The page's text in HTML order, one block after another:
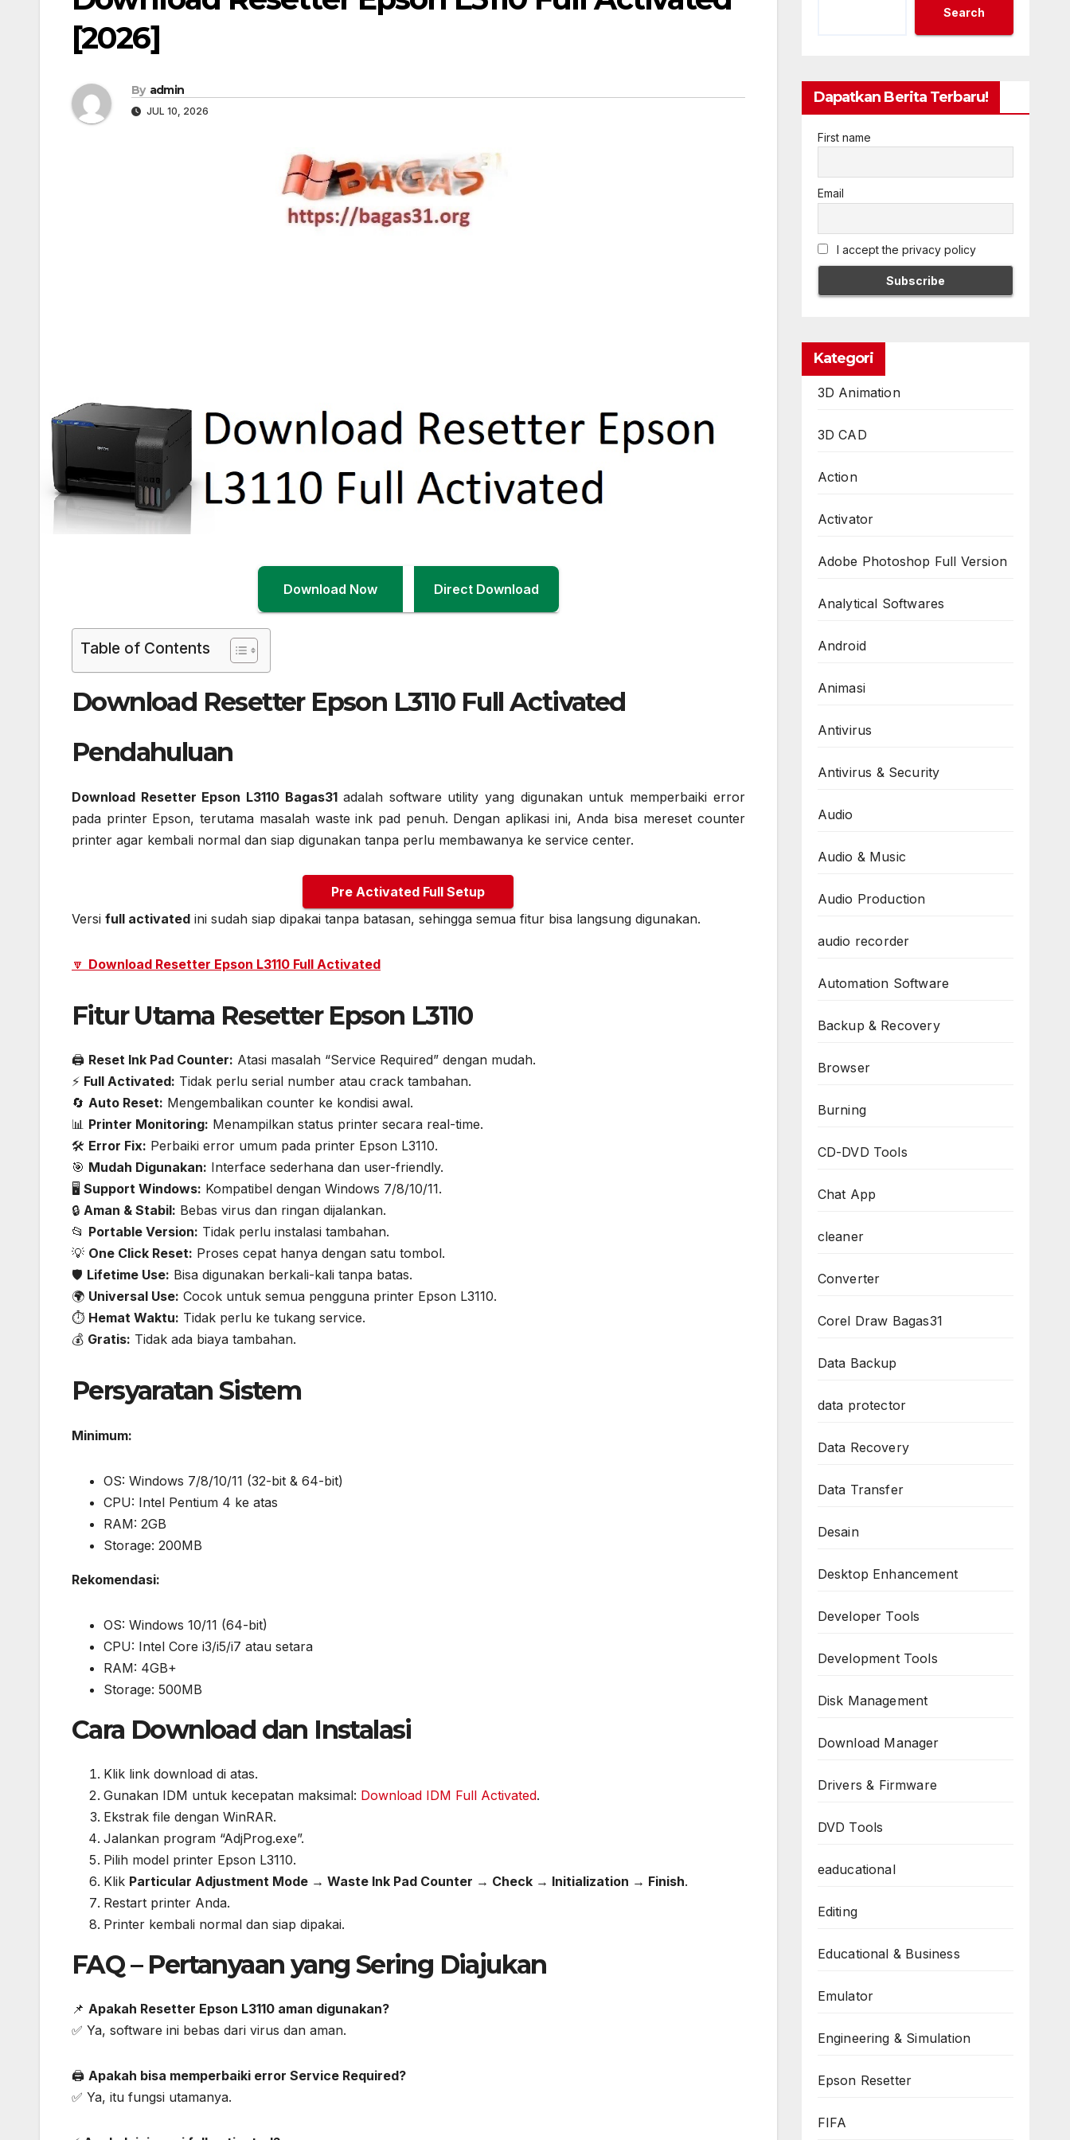
[2026]
By admin
JUL 10, 2026
Download Now Direct Download
Table of Contents
Download Resetter Epson L3110 Full Activated
Pendahuluan
Download Resetter Epson L3110 Bagas31adalah software utility yang digunakan untuk memperbaiki error
pada printer Epson, terutama masalah waste ink pad penuh. Dengan aplikasi ini, Anda bisa mereset counter
printer agar kembali normal dan siap digunakan tanpa perlu membawanya ke service center.
Pre Activated Full Setup
Versi full activated ini sudah siap dipakai tanpa batasan, sehingga semua fitur bisa langsung digunakan.
🔽 Download Resetter Epson L3110 Full Activated
Fitur Utama Resetter Epson L3110
🖨️ Reset Ink Pad Counter: Atasi masalah “Service Required” dengan mudah.
⚡ Full Activated: Tidak perlu serial number atau crack tambahan.
🔄 Auto Reset: Mengembalikan counter ke kondisi awal.
📊 Printer Monitoring: Menampilkan status printer secara real-time.
🛠️ Error Fix: Perbaiki error umum pada printer Epson L3110.
🎯 Mudah Digunakan: Interface sederhana dan user-friendly.
🖥️ Support Windows: Kompatibel dengan Windows 7/8/10/11.
🔒 Aman & Stabil: Bebas virus dan ringan dijalankan.
📂 Portable Version: Tidak perlu instalasi tambahan.
💡 One Click Reset: Proses cepat hanya dengan satu tombol.
🛡️ Lifetime Use: Bisa digunakan berkali-kali tanpa batas.
🌍 Universal Use: Cocok untuk semua pengguna printer Epson L3110.
⏱️ Hemat Waktu: Tidak perlu ke tukang service.
💰 Gratis: Tidak ada biaya tambahan.
Persyaratan Sistem
Minimum:
OS: Windows 7/8/10/11 (32-bit & 64-bit)
CPU: Intel Pentium 4 ke atas
RAM: 2GB
Storage: 200MB
Rekomendasi:
OS: Windows 10/11 (64-bit)
CPU: Intel Core i3/i5/i7 atau setara
RAM: 4GB+
Storage: 500MB
Cara Download dan Instalasi
Klik link download di atas.
Gunakan IDM untuk kecepatan maksimal: Download IDM Full Activated.
Ekstrak file dengan WinRAR.
Jalankan program “AdjProg.exe”.
Pilih model printer Epson L3110.
Klik Particular Adjustment Mode → Waste Ink Pad Counter → Check → Initialization → Finish.
Restart printer Anda.
Printer kembali normal dan siap dipakai.
FAQ – Pertanyaan yang Sering Diajukan
📌 Apakah Resetter Epson L3110 aman digunakan?
✅ Ya, software ini bebas dari virus dan aman.
🖨️ Apakah bisa memperbaiki error Service Required?
✅ Ya, itu fungsi utamanya.
Search
Dapatkan Berita Terbaru!
First name
Email
I accept the privacy policy
Kategori
3D Animation
3D CAD
Action
Activator
Adobe Photoshop Full Version
Analytical Softwares
Android
Animasi
Antivirus
Antivirus & Security
Audio
Audio & Music
Audio Production
audio recorder
Automation Software
Backup & Recovery
Browser
Burning
CD-DVD Tools
Chat App
cleaner
Converter
Corel Draw Bagas31
Data Backup
data protector
Data Recovery
Data Transfer
Desain
Desktop Enhancement
Developer Tools
Development Tools
Disk Management
Download Manager
Drivers & Firmware
DVD Tools
eaducational
Editing
Educational & Business
Emulator
Engineering & Simulation
Epson Resetter
FIFA